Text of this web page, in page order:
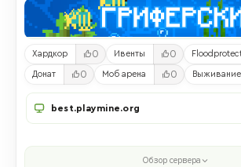
Хардкор 0 Ивенты 0
Донат 0 Моб арена 0 Выживание
best.playmine.org
Обзор сервера